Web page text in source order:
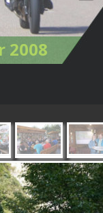
2008